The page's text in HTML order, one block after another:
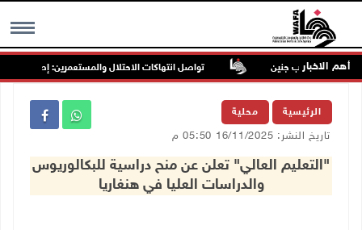
MENU أهم الاخبار
جنوب غرب جنين تواصل انتهاكات الاحتلال والمستعمرين: إصابات
الرئيسية محلية
تاريخ النشر: 16/11/2025 05:50 م
"التعليم العالي" تعلن عن منح دراسية للبكالوريوس
والدراسات العليا في هنغاريا